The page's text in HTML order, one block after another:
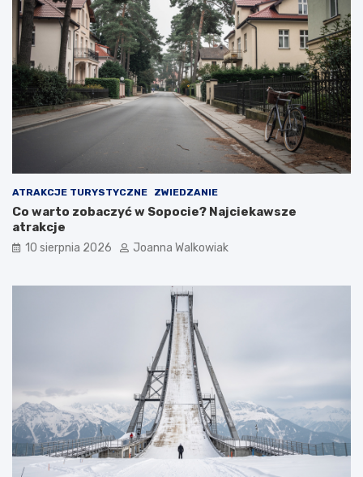
a
c
j
e
ATRAKCJE TURYSTYCZNE ZWIEDZANIE
Co warto zobaczyć w Sopocie? Najciekawsze
atrakcje
10 sierpnia 2026 Joanna Walkowiak